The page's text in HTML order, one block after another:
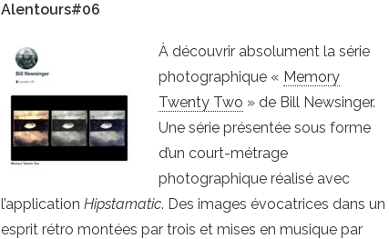
Alentours#06
À découvrir absolument la série
photographique « Memory
Twenty Two » de Bill Newsinger.
Une série présentée sous forme
d’un court-métrage
photographique réalisé avec
l’application Hipstamatic. Des images évocatrices dans un
esprit rétro montées par trois et mises en musique par